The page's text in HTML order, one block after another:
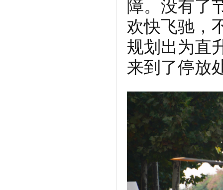
障。没有了
欢快飞驰，
规划出为直
来到了停放